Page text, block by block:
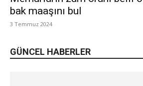
bak maaşını bul
3 Temmuz 2024
GÜNCEL HABERLER